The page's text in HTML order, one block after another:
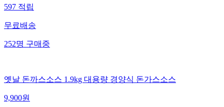
597적립
무료배송
252명구매중
옛날 돈까스소스 1.9kg 대용량 경양식 돈가스소스
9,900원